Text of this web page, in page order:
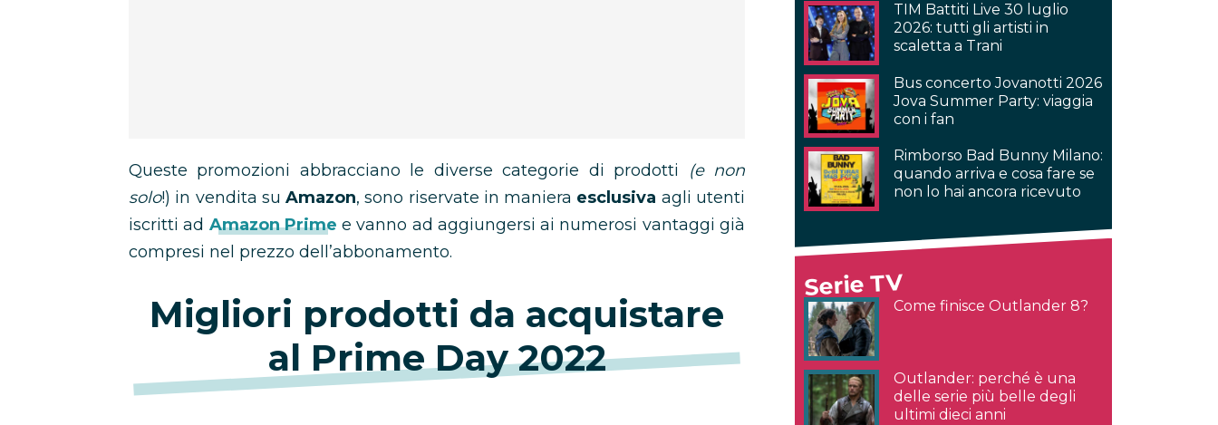
Queste promozioni abbracciano le diverse categorie di prodotti
(e non
solo!) in vendita suAmazon, sono riservate in maniera esclusiva agli utenti
iscritti ad Amazon Prime e vanno ad aggiungersi ai numerosi vantaggi già
compresi nel prezzo dell’abbonamento.
Migliori prodotti da acquistare
al Prime Day 2022
TIM Battiti Live 30 luglio
2026: tutti gli artisti in
scaletta a Trani
Bus concerto Jovanotti 2026
Jova Summer Party: viaggia
con i fan
Rimborso Bad Bunny Milano:
quando arriva e cosa fare se
non lo hai ancora ricevuto
Serie TV
Come finisce Outlander 8?
Outlander: perché è una
delle serie più belle degli
ultimi dieci anni